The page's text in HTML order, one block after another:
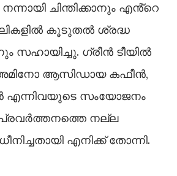
ചിന്തിക്കാനും എൻ്റെ
കൂടുതൽ ശ്രദ്ധ
സഹായിച്ചു. ഗ്രീൻ ടീയിൽ
ആസിഡായ കഫീൻ,
സംയോജനം
നല്ല
എനിക്ക് തോന്നി.